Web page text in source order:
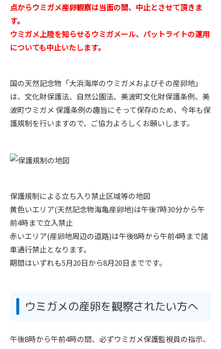
点からウミガメ産卵観察は当面の間、中止とさせて頂きま
す。
ウミガメ上陸を知らせるウミガメール、パットライトの運用
についても中止いたします。
国の天然記念物「大浜海岸のウミガメおよびその産卵地」
は、文化財保護法、自然公園法、美波町文化財保護条例、美
波町ウミガメ 保護条例の趣旨にそって保存のため、今年も保
護規制を行いますので、ご協力よろしくお願いします。
保護規制による立ち入り禁止区域等の地図
黄色いエリア(天然記念物海亀産卵地)は午後7時30分から午
前4時まで立入禁止
赤いエリア(産卵地周辺の道路)は午後8時から午前4時まで諸
車通行禁止となります。
期間はいずれも5月20日から8月20日までです。
ウミガメの産卵を観察されたい方へ
午後8時から午前4時の間、必ずウミガメ保護監視員の指示、